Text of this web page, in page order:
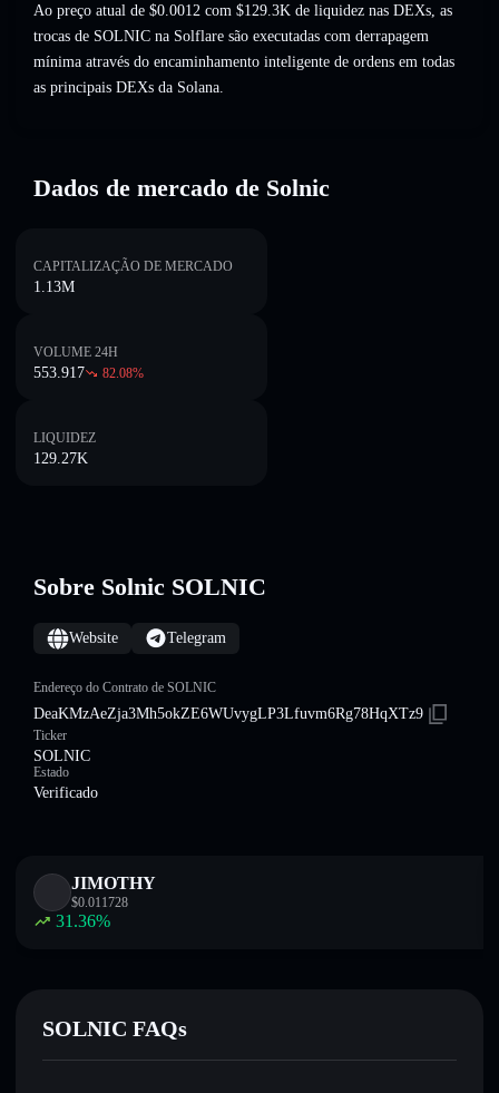
Ao preço atual de $0.0012 com $129.3K de liquidez nas DEXs, as
trocas de SOLNIC na Solflare são executadas com derrapagem
mínima através do encaminhamento inteligente de ordens em todas
as principais DEXs da Solana.
Dados de mercado de Solnic
CAPITALIZAÇÃO DE MERCADO
1.13M
VOLUME 24H
553.917 82.08%
LIQUIDEZ
129.27K
Sobre Solnic SOLNIC
Website Telegram
Endereço do Contrato de SOLNIC
DeaKMzAeZja3Mh5okZE6WUvygLP3Lfuvm6Rg78HqXTz9
Ticker
SOLNIC
Estado
Verificado
JIMOTHY
$0.011728
31.36%
SOLNIC FAQs